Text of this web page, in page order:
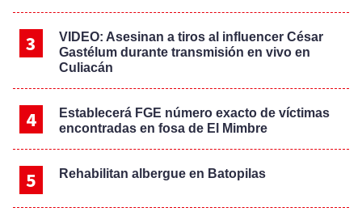
VIDEO: Asesinan a tiros al influencer César
Gastélum durante transmisión en vivo en
Culiacán
Establecerá FGE número exacto de víctimas
encontradas en fosa de El Mimbre
Rehabilitan albergue en Batopilas